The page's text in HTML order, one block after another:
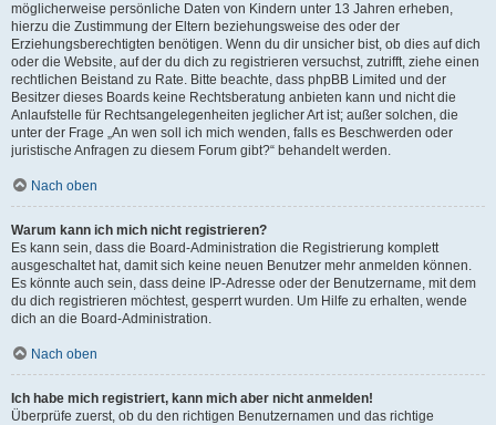
möglicherweise persönliche Daten von Kindern unter 13 Jahren erheben,
hierzu die Zustimmung der Eltern beziehungsweise des oder der
Erziehungsberechtigten benötigen. Wenn du dir unsicher bist, ob dies auf dich
oder die Website, auf der du dich zu registrieren versuchst, zutrifft, ziehe einen
rechtlichen Beistand zu Rate. Bitte beachte, dass phpBB Limited und der
Besitzer dieses Boards keine Rechtsberatung anbieten kann und nicht die
Anlaufstelle für Rechtsangelegenheiten jeglicher Art ist; außer solchen, die
unter der Frage „An wen soll ich mich wenden, falls es Beschwerden oder
juristische Anfragen zu diesem Forum gibt?“ behandelt werden.
Nach oben
Warum kann ich mich nicht registrieren?
Es kann sein, dass die Board-Administration die Registrierung komplett
ausgeschaltet hat, damit sich keine neuen Benutzer mehr anmelden können.
Es könnte auch sein, dass deine IP-Adresse oder der Benutzername, mit dem
du dich registrieren möchtest, gesperrt wurden. Um Hilfe zu erhalten, wende
dich an die Board-Administration.
Nach oben
Ich habe mich registriert, kann mich aber nicht anmelden!
Überprüfe zuerst, ob du den richtigen Benutzernamen und das richtige